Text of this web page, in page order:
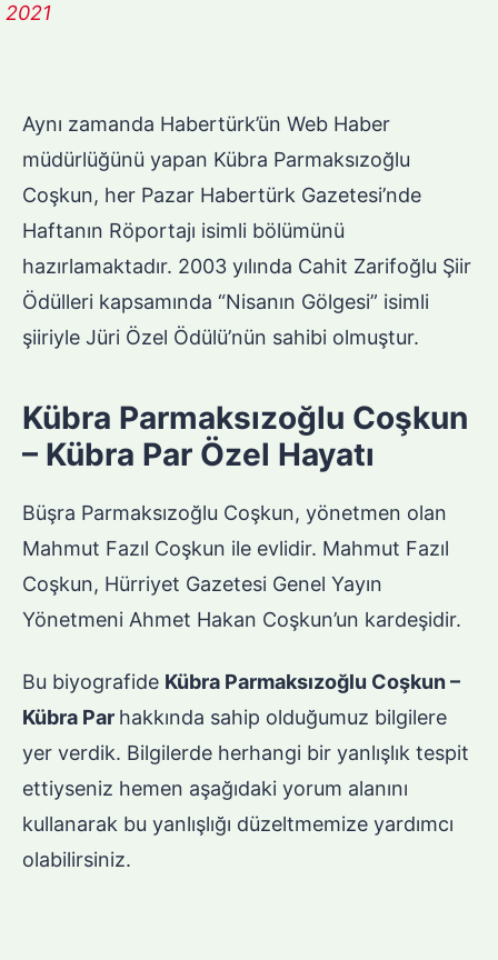
2021
Aynı zamanda Habertürk’ün Web Haber
müdürlüğünü yapan Kübra Parmaksızoğlu
Coşkun, her Pazar Habertürk Gazetesi’nde
Haftanın Röportajı isimli bölümünü
hazırlamaktadır. 2003 yılında Cahit Zarifoğlu Şiir
Ödülleri kapsamında “Nisanın Gölgesi” isimli
şiiriyle Jüri Özel Ödülü’nün sahibi olmuştur.
Kübra Parmaksızoğlu Coşkun
– Kübra Par Özel Hayatı
Büşra Parmaksızoğlu Coşkun, yönetmen olan
Mahmut Fazıl Coşkun ile evlidir. Mahmut Fazıl
Coşkun, Hürriyet Gazetesi Genel Yayın
Yönetmeni Ahmet Hakan Coşkun’un kardeşidir.
Bu biyografide Kübra Parmaksızoğlu Coşkun –
Kübra Par hakkında sahip olduğumuz bilgilere
yer verdik. Bilgilerde herhangi bir yanlışlık tespit
ettiyseniz hemen aşağıdaki yorum alanını
kullanarak bu yanlışlığı düzeltmemize yardımcı
olabilirsiniz.